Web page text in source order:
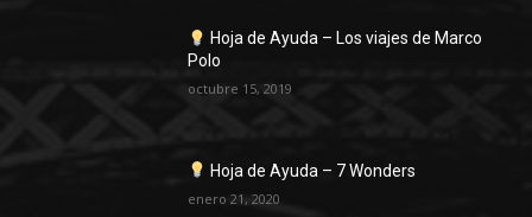
Hoja de Ayuda – Los viajes de Marco
Polo
octubre 15, 2019
Hoja de Ayuda – 7 Wonders
enero 21, 2020